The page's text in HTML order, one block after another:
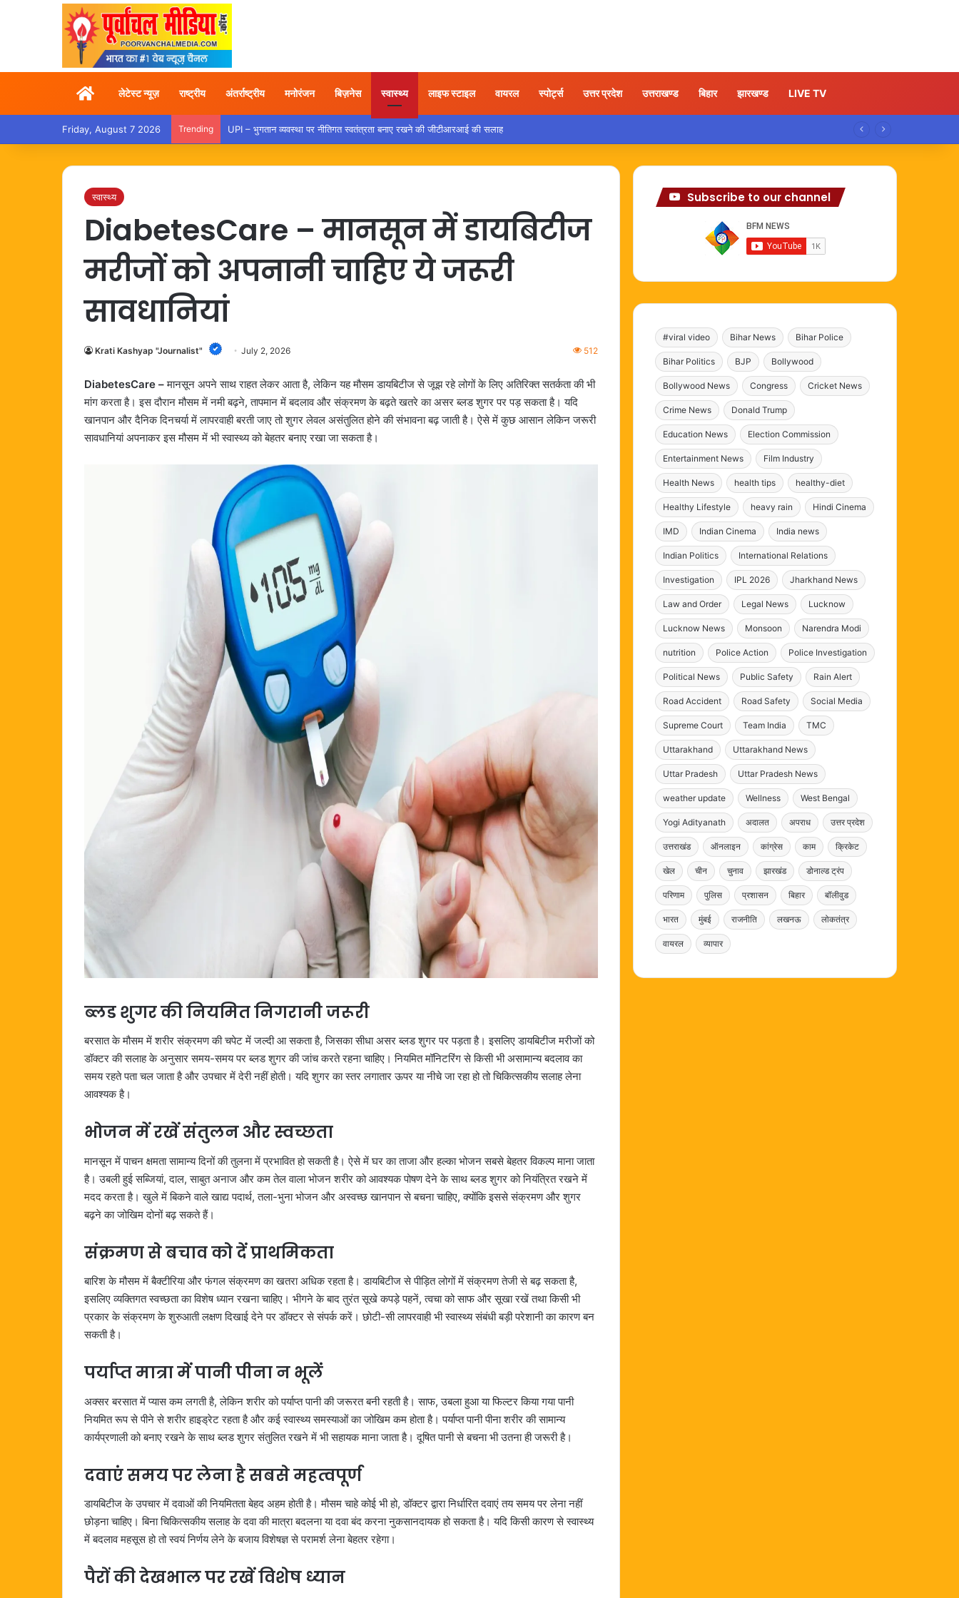
Homeलेटेस्ट न्यूज़ राष्ट्रीय अंतर्राष्ट्रीय मनोरंजन बिज़नेस स्वास्थ्य लाइफ स्टाइल वायरल स्पोर्ट्स उत्तर प्रदेश उत्तराखण्ड बिहार झारखण्ड LIVE TV
Friday, August 7 2026 Trending UPI – भुगतान व्यवस्था पर नीतिगत स्वतंत्रता बनाए रखने की जीटीआरआई की सलाह
स्वास्थ्य
DiabetesCare – मानसून में डायबिटीज
मरीजों को अपनानी चाहिए ये जरूरी
सावधानियां
Krati Kashyap "Journalist" July 2, 2026 512
DiabetesCare –मानसून अपने साथ राहत लेकर आता है, लेकिन यह मौसम डायबिटीज से जूझ रहे लोगों के लिए अतिरिक्त सतर्कता की भी
मांग करता है। इस दौरान मौसम में नमी बढ़ने, तापमान में बदलाव और संक्रमण के बढ़ते खतरे का असर ब्लड शुगर पर पड़ सकता है। यदि
खानपान और दैनिक दिनचर्या में लापरवाही बरती जाए तो शुगर लेवल असंतुलित होने की संभावना बढ़ जाती है। ऐसे में कुछ आसान लेकिन जरूरी
सावधानियां अपनाकर इस मौसम में भी स्वास्थ्य को बेहतर बनाए रखा जा सकता है।
ब्लड शुगर की नियमित निगरानी जरूरी
बरसात के मौसम में शरीर संक्रमण की चपेट में जल्दी आ सकता है, जिसका सीधा असर ब्लड शुगर पर पड़ता है। इसलिए डायबिटीज मरीजों को
डॉक्टर की सलाह के अनुसार समय-समय पर ब्लड शुगर की जांच करते रहना चाहिए। नियमित मॉनिटरिंग से किसी भी असामान्य बदलाव का
समय रहते पता चल जाता है और उपचार में देरी नहीं होती। यदि शुगर का स्तर लगातार ऊपर या नीचे जा रहा हो तो चिकित्सकीय सलाह लेना
आवश्यक है।
भोजन में रखें संतुलन और स्वच्छता
मानसून में पाचन क्षमता सामान्य दिनों की तुलना में प्रभावित हो सकती है। ऐसे में घर का ताजा और हल्का भोजन सबसे बेहतर विकल्प माना जाता
है। उबली हुई सब्जियां, दाल, साबुत अनाज और कम तेल वाला भोजन शरीर को आवश्यक पोषण देने के साथ ब्लड शुगर को नियंत्रित रखने में
मदद करता है। खुले में बिकने वाले खाद्य पदार्थ, तला-भुना भोजन और अस्वच्छ खानपान से बचना चाहिए, क्योंकि इससे संक्रमण और शुगर
बढ़ने का जोखिम दोनों बढ़ सकते हैं।
संक्रमण से बचाव को दें प्राथमिकता
बारिश के मौसम में बैक्टीरिया और फंगल संक्रमण का खतरा अधिक रहता है। डायबिटीज से पीड़ित लोगों में संक्रमण तेजी से बढ़ सकता है,
इसलिए व्यक्तिगत स्वच्छता का विशेष ध्यान रखना चाहिए। भीगने के बाद तुरंत सूखे कपड़े पहनें, त्वचा को साफ और सूखा रखें तथा किसी भी
प्रकार के संक्रमण के शुरुआती लक्षण दिखाई देने पर डॉक्टर से संपर्क करें। छोटी-सी लापरवाही भी स्वास्थ्य संबंधी बड़ी परेशानी का कारण बन
सकती है।
पर्याप्त मात्रा में पानी पीना न भूलें
अक्सर बरसात में प्यास कम लगती है, लेकिन शरीर को पर्याप्त पानी की जरूरत बनी रहती है। साफ, उबला हुआ या फिल्टर किया गया पानी
नियमित रूप से पीने से शरीर हाइड्रेट रहता है और कई स्वास्थ्य समस्याओं का जोखिम कम होता है। पर्याप्त पानी पीना शरीर की सामान्य
कार्यप्रणाली को बनाए रखने के साथ ब्लड शुगर संतुलित रखने में भी सहायक माना जाता है। दूषित पानी से बचना भी उतना ही जरूरी है।
दवाएं समय पर लेना है सबसे महत्वपूर्ण
डायबिटीज के उपचार में दवाओं की नियमितता बेहद अहम होती है। मौसम चाहे कोई भी हो, डॉक्टर द्वारा निर्धारित दवाएं तय समय पर लेना नहीं
छोड़ना चाहिए। बिना चिकित्सकीय सलाह के दवा की मात्रा बदलना या दवा बंद करना नुकसानदायक हो सकता है। यदि किसी कारण से स्वास्थ्य
में बदलाव महसूस हो तो स्वयं निर्णय लेने के बजाय विशेषज्ञ से परामर्श लेना बेहतर रहेगा।
पैरों की देखभाल पर रखें विशेष ध्यान
Subscribe to our channel
#viral video Bihar News Bihar Police
Bihar Politics BJP Bollywood
Bollywood News Congress Cricket News
Crime News Donald Trump
Education News Election Commission
Entertainment News Film Industry
Health News health tips healthy-diet
Healthy Lifestyle heavy rain Hindi Cinema
IMD Indian Cinema India news
Indian Politics International Relations
Investigation IPL 2026 Jharkhand News
Law and Order Legal News Lucknow
Lucknow News Monsoon Narendra Modi
nutrition Police Action Police Investigation
Political News Public Safety Rain Alert
Road Accident Road Safety Social Media
Supreme Court Team India TMC
Uttarakhand Uttarakhand News
Uttar Pradesh Uttar Pradesh News
weather update Wellness West Bengal
Yogi Adityanath अदालत अपराध उत्तर प्रदेश
उत्तराखंड ऑनलाइन कांग्रेस काम क्रिकेट
खेल चीन चुनाव झारखंड डोनाल्ड ट्रंप
परिणाम पुलिस प्रशासन बिहार बॉलीवुड
भारत मुंबई राजनीति लखनऊ लोकतंत्र
वायरल व्यापार